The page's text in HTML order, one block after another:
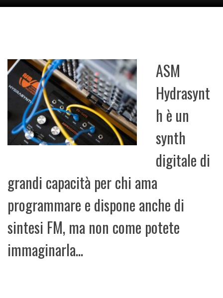
ASM
Hydrasynt
h è un
synth
digitale di
grandi capacità per chi ama
programmare e dispone anche di
sintesi FM, ma non come potete
immaginarla...